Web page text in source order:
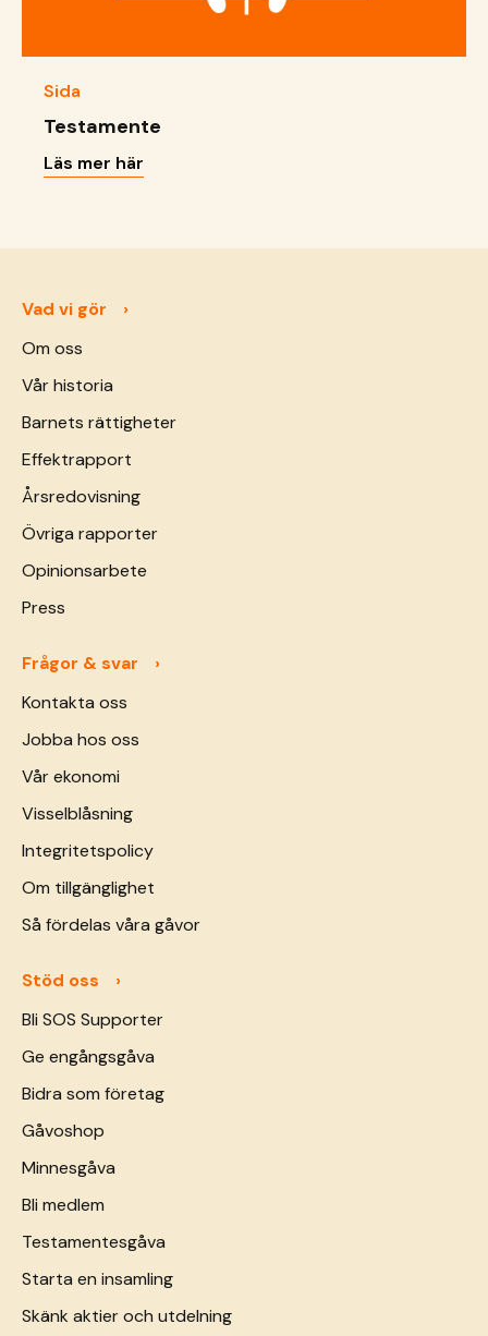
Sida
Testamente
Läs mer här
Vad vi gör
Om oss
Vår historia
Barnets rättigheter
Effektrapport
Årsredovisning
Övriga rapporter
Opinionsarbete
Press
Frågor & svar
Kontakta oss
Jobba hos oss
Vår ekonomi
Visselblåsning
Integritetspolicy
Om tillgänglighet
Så fördelas våra gåvor
Stöd oss
Bli SOS Supporter
Ge engångsgåva
Bidra som företag
Gåvoshop
Minnesgåva
Bli medlem
Testamentesgåva
Starta en insamling
Skänk aktier och utdelning